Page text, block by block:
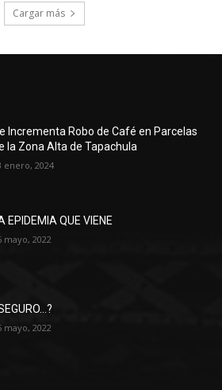
Cargar más
Incrementa Robo de Café en Parcelas
la Zona Alta de Tapachula
enero, 2024
EPIDEMIA QUE VIENE
mayo, 2022
mayo, 2022